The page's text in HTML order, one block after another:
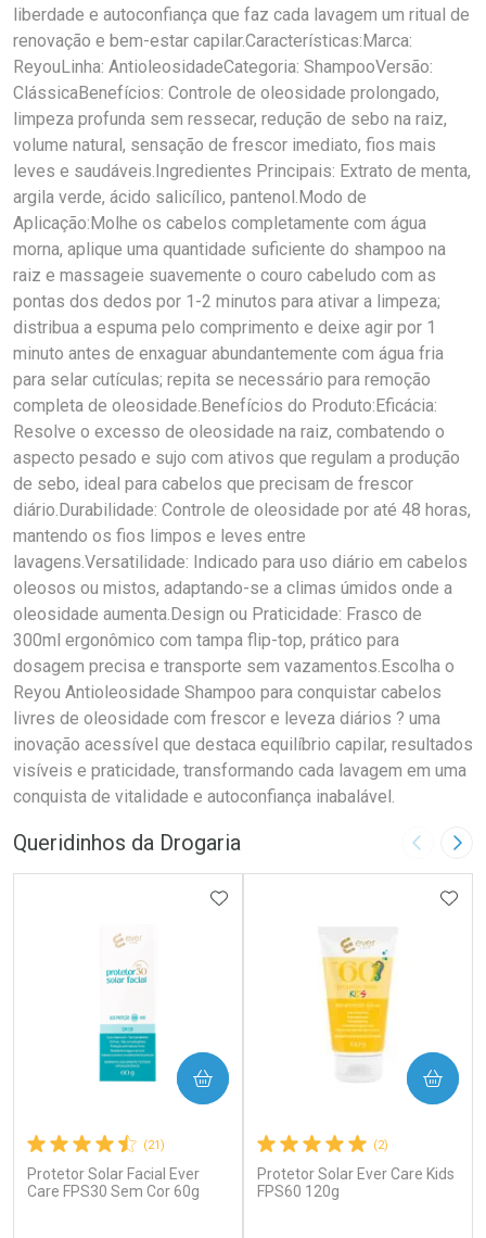
liberdade e autoconfiança que faz cada lavagem um ritual de
renovação e bem-estar capilar.Características:Marca:
ReyouLinha: AntioleosidadeCategoria: ShampooVersão:
ClássicaBenefícios: Controle de oleosidade prolongado,
limpeza profunda sem ressecar, redução de sebo na raiz,
volume natural, sensação de frescor imediato, fios mais
leves e saudáveis.Ingredientes Principais: Extrato de menta,
argila verde, ácido salicílico, pantenol.Modo de
Aplicação:Molhe os cabelos completamente com água
morna, aplique uma quantidade suficiente do shampoo na
raiz e massageie suavemente o couro cabeludo com as
pontas dos dedos por 1-2 minutos para ativar a limpeza;
distribua a espuma pelo comprimento e deixe agir por 1
minuto antes de enxaguar abundantemente com água fria
para selar cutículas; repita se necessário para remoção
completa de oleosidade.Benefícios do Produto:Eficácia:
Resolve o excesso de oleosidade na raiz, combatendo o
aspecto pesado e sujo com ativos que regulam a produção
de sebo, ideal para cabelos que precisam de frescor
diário.Durabilidade: Controle de oleosidade por até 48 horas,
mantendo os fios limpos e leves entre
lavagens.Versatilidade: Indicado para uso diário em cabelos
oleosos ou mistos, adaptando-se a climas úmidos onde a
oleosidade aumenta.Design ou Praticidade: Frasco de
300ml ergonômico com tampa flip-top, prático para
dosagem precisa e transporte sem vazamentos.Escolha o
Reyou Antioleosidade Shampoo para conquistar cabelos
livres de oleosidade com frescor e leveza diários ? uma
inovação acessível que destaca equilíbrio capilar, resultados
visíveis e praticidade, transformando cada lavagem em uma
conquista de vitalidade e autoconfiança inabalável.
Queridinhos da Drogaria Imagem
(21)
Protetor Solar Facial Ever
Care FPS30 Sem Cor 60g
ADICIONAR AOS FAVORITOS
COMPRAR
(2)
Protetor Solar Ever Care Kids
FPS60 120g
COMPRAR